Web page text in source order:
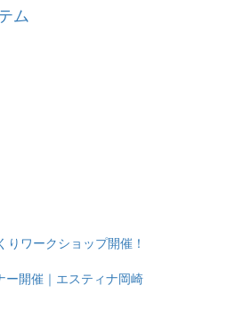
ム
りワークショップ開催！
ー開催｜エスティナ岡崎